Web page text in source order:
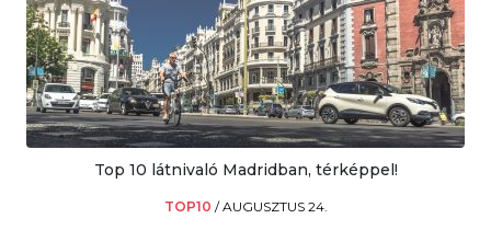
Top 10 látnivaló Madridban, térképpel!
TOP10 /AUGUSZTUS 24.